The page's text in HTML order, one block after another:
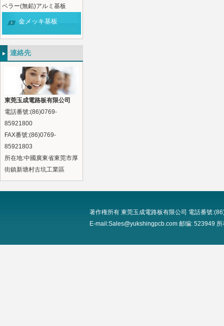
ベラー(無鉛)アルミ基板
金メッキ基板
連絡先
東莞玉成電路板有限公司
電話番號:(86)0769-
85921800
FAX番號:(86)0769-
85921803
所在地:中國廣東省東莞市厚
街鎮新塘村古坑工業區
著作権所有 東莞玉成電路板有限公司 電話番號
E-mail:Sales@yukshingpcb.com 邮编: 523949